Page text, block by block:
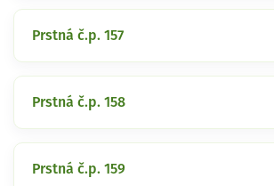
Prstná č.p. 157
Prstná č.p. 158
Prstná č.p. 159